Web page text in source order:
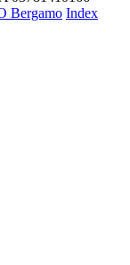
Bergamo Index